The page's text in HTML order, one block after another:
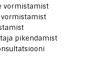
vormistamist
pikendamist